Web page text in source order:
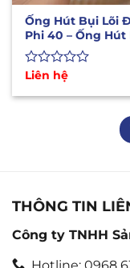
Ống Hút Bụi Lõi
Phi 40 – Ống Hút
Gỗ Công Nghiệp
Được
hạng
Liên hệ
THÔNG TIN
Công ty TNHH
Hotline: 0968